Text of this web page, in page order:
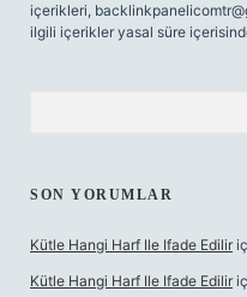
içerikleri,
ilgili içerikler yasal süre
SON YORUMLAR
Kütle Hangi Harf Ile Ifade Edilir
Kütle Hangi Harf Ile Ifade Edilir